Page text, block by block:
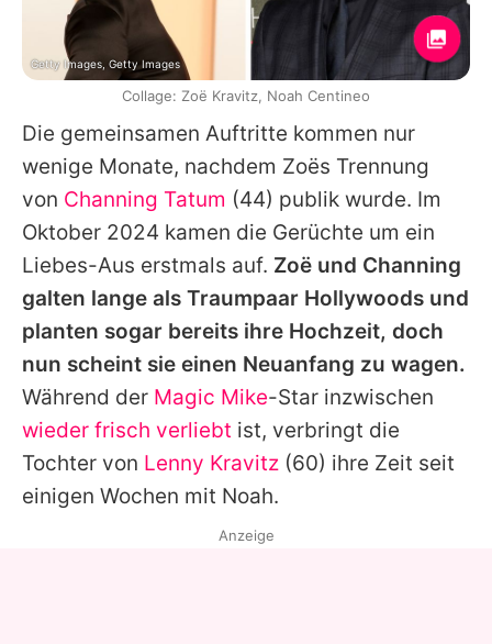
Die gemeinsamen Auftritte kommen nur
wenige Monate, nachdem Zoës Trennung
von Channing Tatum (44) publik wurde. Im
Oktober 2024 kamen die Gerüchte um ein
Liebes-Aus erstmals auf. Zoë und Channing
galten lange als Traumpaar Hollywoods und
planten sogar bereits ihre Hochzeit, doch
nun scheint sie einen Neuanfang zu wagen.
Während der Magic Mike-Star inzwischen
wieder frisch verliebt ist, verbringt die
Tochter von Lenny Kravitz (60) ihre Zeit seit
einigen Wochen mit Noah.
Getty Images, Getty Images
Collage: Zoë Kravitz, Noah Centineo
Anzeige